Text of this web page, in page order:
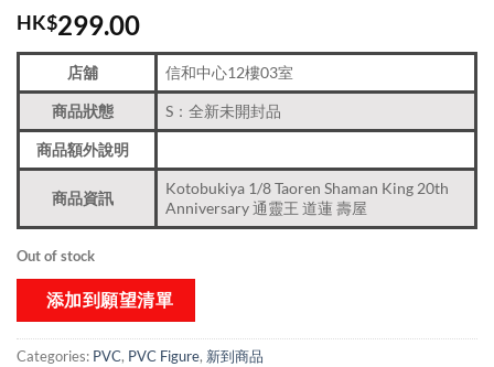
HK$299.00
店舖 信和中心12樓03室
商品狀態 S：全新未開封品
商品額外說明
商品資訊
Kotobukiya 1/8 Taoren Shaman King 20th
Anniversary 通靈王 道蓮 壽屋
Out of stock
添加到願望清單
Categories: PVC, PVC Figure, 新到商品​